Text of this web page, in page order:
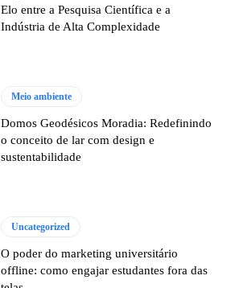
Elo entre a Pesquisa Científica e a
Indústria de Alta Complexidade
Meio ambiente
Domos Geodésicos Moradia: Redefinindo
o conceito de lar com design e
sustentabilidade
Uncategorized
O poder do marketing universitário
offline: como engajar estudantes fora das